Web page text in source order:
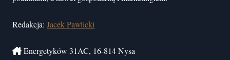
Redakcja: Jacek Pawlicki
Energetyków 31AC, 16-814 Nysa